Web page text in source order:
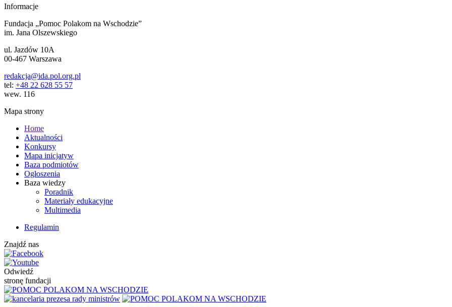
Informacje
Fundacja „Pomoc Polakom na Wschodzie”
im. Jana Olszewskiego
ul. Jazdów 10A
00-467 Warszawa
redakcja@ida.pol.org.pl
tel: +48 22 628 55 57
wew. 116
Mapa strony
Home
Aktualności
Konkursy
Mapa inicjatyw
Baza podmiotów
Ogłoszenia
Baza wiedzy
Poradnik
Materiały edukacyjne
Multimedia
Regulamin
Znajdź nas
Odwiedź
stronę fundacji